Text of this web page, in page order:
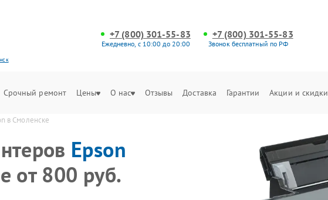
+7 (800) 301-55-83
Ежедневно, с 10:00 до 20:00
+7 (800) 301-55-83
Звонок бесплатный по РФ
Срочный ремонт Цены О нас Отзывы Доставка Гарантии Акции и скидки
в Смоленске
Epson
от 800 руб.